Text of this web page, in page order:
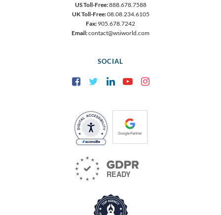
US Toll-Free:888.678.7588
UK Toll-Free:08.08.234.6105
Fax: 905.678.7242
Email:contact@wsiworld.com
SOCIAL
FacebookTwitter LinkedInYouTube